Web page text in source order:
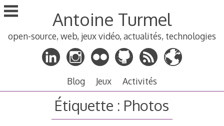
Aller
au
principal
Antoine Turmel
open-source, web, jeux vidéo, actualités, technologies
Blog Jeux Activités
Étiquette : Photos